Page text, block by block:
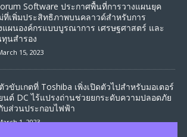
Software ประกาศพื้นที่การวางแผนยุค
ที่เพิ่มประสิทธิภาพบนคลาวด์สำหรับการ
แผนองค์กรแบบบูรณาการ เศรษฐศาสตร์ และ
ทุนสำรอง
15, 2023
วขับเกตที่ Toshiba เพิ่งเปิดตัวไปสำหรับมอเตอร์
นต์ DC ไร้แปรงถ่านช่วยยกระดับความปลอดภัย
บส่วนประกอบไฟฟ้า
1, 2023